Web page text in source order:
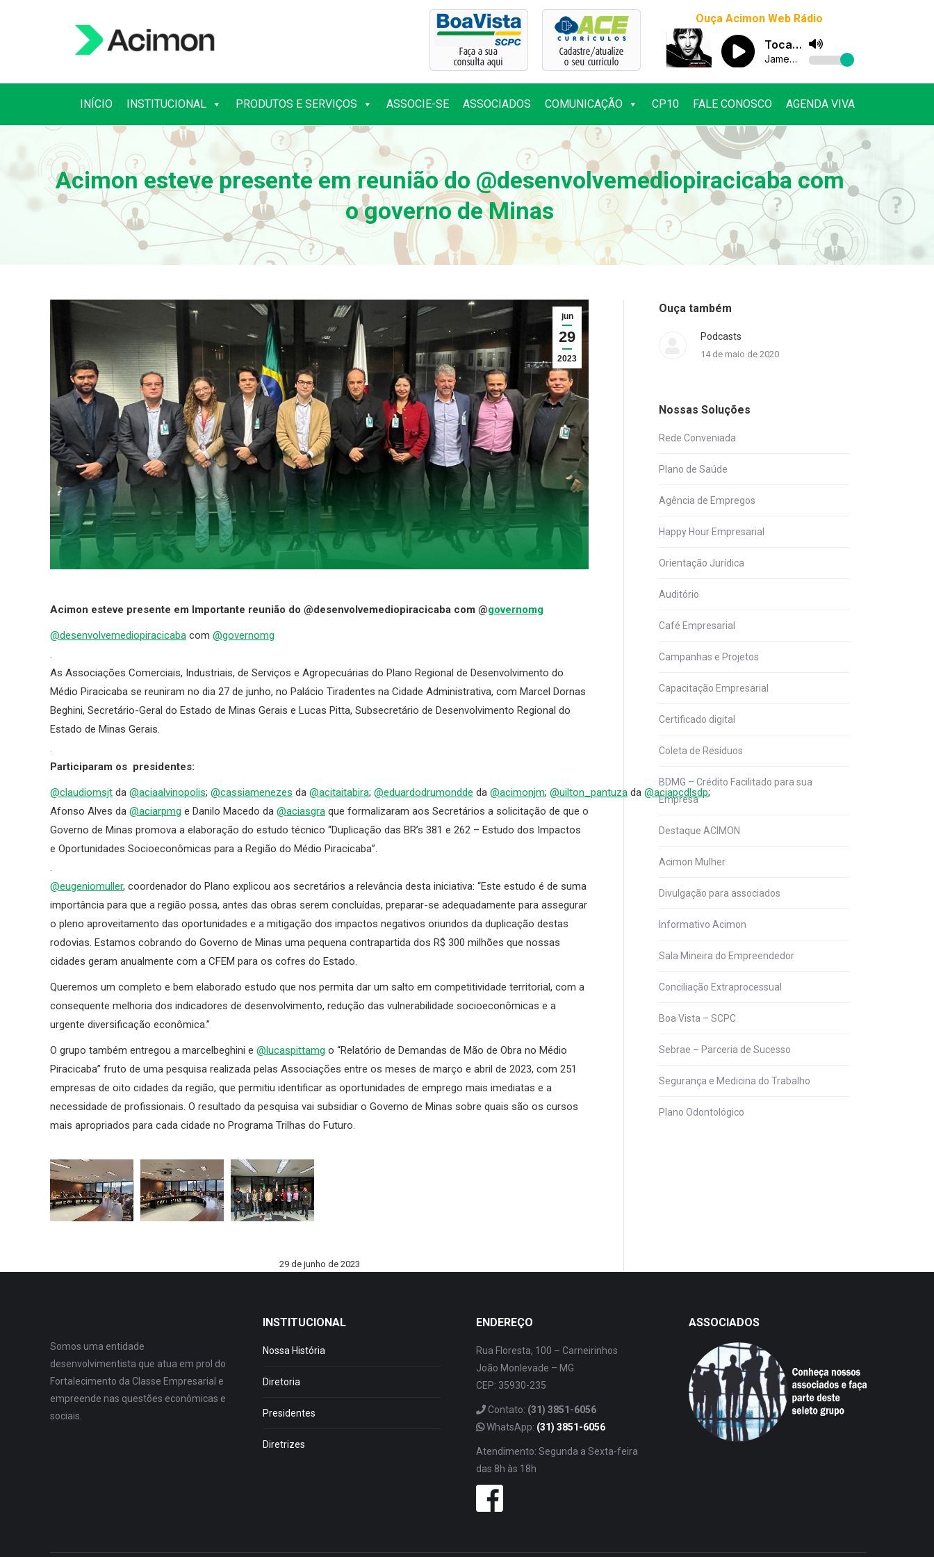
Ouça Acimon Web Rádio
INÍCIO INSTITUCIONAL PRODUTOS E SERVIÇOS ASSOCIE-SE ASSOCIADOS COMUNICAÇÃO CP10 FALE CONOSCO AGENDA VIVA
Acimon esteve presente em reunião do @desenvolvemediopiracicaba com
o governo de Minas
jun
29
2023
Acimon esteve presente em Importante reunião do @desenvolvemediopiracicaba com @governomg
@desenvolvemediopiracicaba com @governomg
As Associações Comerciais, Industriais, de Serviços e Agropecuárias do Plano Regional de Desenvolvimento do
Médio Piracicaba se reuniram no dia 27 de junho, no Palácio Tiradentes na Cidade Administrativa, com Marcel Dornas
Beghini, Secretário-Geral do Estado de Minas Gerais e Lucas Pitta, Subsecretário de Desenvolvimento Regional do
Estado de Minas Gerais.
Participaram os presidentes:
@claudiomsjt da @aciaalvinopolis; @cassiamenezes da @acitaitabira; @eduardodrumondde da @acimonjm; @uilton_pantuza da @aciapcdlsdp;
Afonso Alves da @aciarpmg e Danilo Macedo da @aciasgra que formalizaram aos Secretários a solicitação de que o
Governo de Minas promova a elaboração do estudo técnico “Duplicação das BR’s 381 e 262 – Estudo dos Impactos
e Oportunidades Socioeconômicas para a Região do Médio Piracicaba”.
@eugeniomuller, coordenador do Plano explicou aos secretários a relevância desta iniciativa: “Este estudo é de suma
importância para que a região possa, antes das obras serem concluídas, preparar-se adequadamente para assegurar
o pleno aproveitamento das oportunidades e a mitigação dos impactos negativos oriundos da duplicação destas
rodovias. Estamos cobrando do Governo de Minas uma pequena contrapartida dos R$ 300 milhões que nossas
cidades geram anualmente com a CFEM para os cofres do Estado.
Queremos um completo e bem elaborado estudo que nos permita dar um salto em competitividade territorial, com a
consequente melhoria dos indicadores de desenvolvimento, redução das vulnerabilidade socioeconômicas e a
urgente diversificação econômica.”
O grupo também entregou a marcelbeghini e @lucaspittamg o “Relatório de Demandas de Mão de Obra no Médio
Piracicaba” fruto de uma pesquisa realizada pelas Associações entre os meses de março e abril de 2023, com 251
empresas de oito cidades da região, que permitiu identificar as oportunidades de emprego mais imediatas e a
necessidade de profissionais. O resultado da pesquisa vai subsidiar o Governo de Minas sobre quais são os cursos
mais apropriados para cada cidade no Programa Trilhas do Futuro.
29 de junho de 2023
Ouça também
Podcasts
14 de maio de 2020
Nossas Soluções
Rede Conveniada
Plano de Saúde
Agência de Empregos
Happy Hour Empresarial
Orientação Jurídica
Auditório
Café Empresarial
Campanhas e Projetos
Capacitação Empresarial
Certificado digital
Coleta de Resíduos
BDMG – Crédito Facilitado para sua
Empresa
Destaque ACIMON
Acimon Mulher
Divulgação para associados
Informativo Acimon
Sala Mineira do Empreendedor
Conciliação Extraprocessual
Boa Vista – SCPC
Sebrae – Parceria de Sucesso
Segurança e Medicina do Trabalho
Plano Odontológico
Somos uma entidade
desenvolvimentista que atua em prol do
Fortalecimento da Classe Empresarial e
empreende nas questões econômicas e
sociais.
INSTITUCIONAL
Nossa História
Diretoria
Presidentes
Diretrizes
ENDEREÇO
Rua Floresta, 100 – Carneirinhos
João Monlevade – MG
CEP: 35930-235
Contato: (31) 3851-6056
WhatsApp: (31) 3851-6056
Atendimento: Segunda a Sexta-feira
das 8h às 18h
ASSOCIADOS
ASSOCIE-SE ASSOCIADOS COMUNICAÇÃO FALE CONOSCO AGENDA VIVA